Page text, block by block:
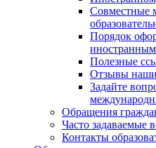
Совместные
Порядок
Полезные
Отзывы
Задайте
Обращения
Часто задаваемые
Контакты